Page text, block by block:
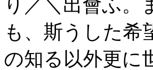
り／＼出會ふ。
も、斯うした希
の知る以外更に